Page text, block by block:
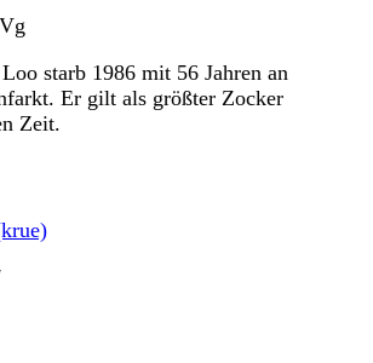
starb 1986 mit 56 Jahren an
Er gilt als größter Zocker
Zeit.